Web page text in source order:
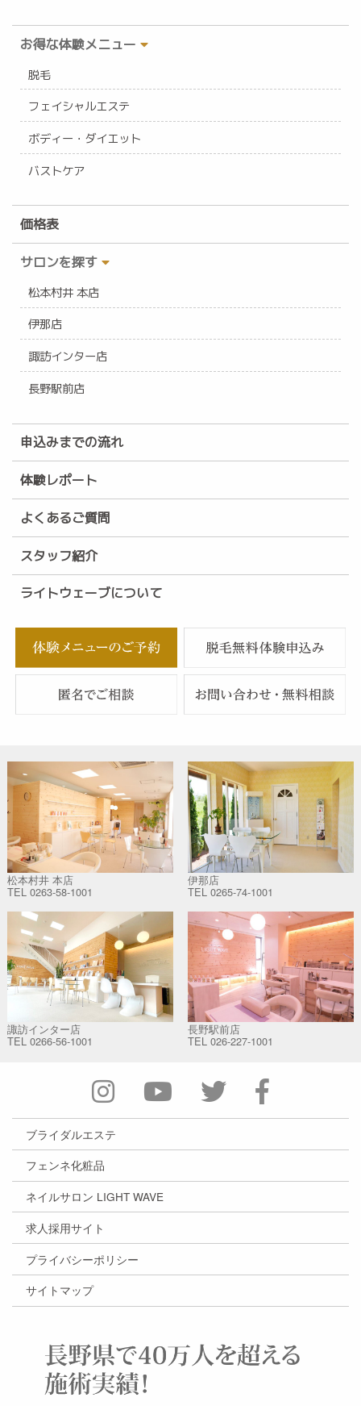
お得な体験メニュー
脱毛
フェイシャルエステ
ボディー・ダイエット
バストケア
価格表
サロンを探す
松本村井 本店
伊那店
諏訪インター店
長野駅前店
申込みまでの流れ
体験レポート
よくあるご質問
スタッフ紹介
ライトウェーブについて
松本村井 本店
TEL 0263-58-1001
伊那店
TEL 0265-74-1001
諏訪インター店
TEL 0266-56-1001
長野駅前店
TEL 026-227-1001
ブライダルエステ
フェンネ化粧品
ネイルサロン LIGHT WAVE
求人採用サイト
プライバシーポリシー
サイトマップ